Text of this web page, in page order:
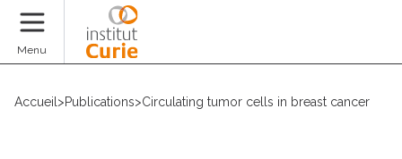
Menu
Accueil >Publications>Circulating tumor cells in breast cancer